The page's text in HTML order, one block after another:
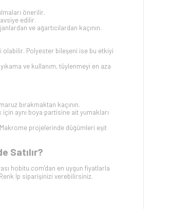
önerilir.
edilir.
ve ağartıcılardan kaçının.
olabilir. Polyester bileşeni ise bu etkiyi
ve kullanım, tüylenmeyi en aza
bırakmaktan kaçının.
için aynı boya partisine ait yumakları
projelerinde düğümleri eşit
Satılır?
hobitu.com’dan en uygun fiyatlarla
Renk İp siparişinizi verebilirsiniz.